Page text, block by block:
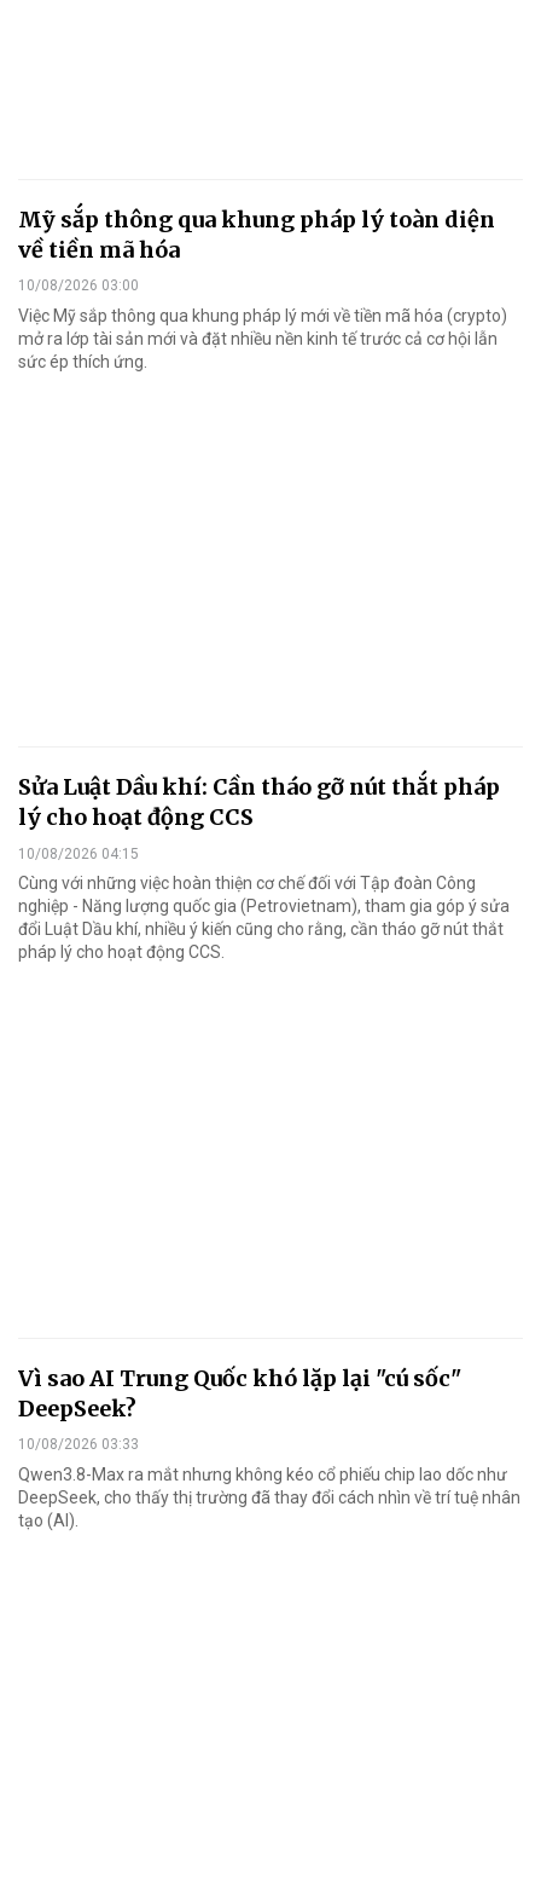
Mỹ sắp thông qua khung pháp lý toàn diện
về tiền mã hóa
10/08/2026 03:00
Việc Mỹ sắp thông qua khung pháp lý mới về tiền mã hóa (crypto)
mở ra lớp tài sản mới và đặt nhiều nền kinh tế trước cả cơ hội lẫn
sức ép thích ứng.
Sửa Luật Dầu khí: Cần tháo gỡ nút thắt pháp
lý cho hoạt động CCS
10/08/2026 04:15
Cùng với những việc hoàn thiện cơ chế đối với Tập đoàn Công
nghiệp - Năng lượng quốc gia (Petrovietnam), tham gia góp ý sửa
đổi Luật Dầu khí, nhiều ý kiến cũng cho rằng, cần tháo gỡ nút thắt
pháp lý cho hoạt động CCS.
Vì sao AI Trung Quốc khó lặp lại "cú sốc"
DeepSeek?
10/08/2026 03:33
Qwen3.8-Max ra mắt nhưng không kéo cổ phiếu chip lao dốc như
DeepSeek, cho thấy thị trường đã thay đổi cách nhìn về trí tuệ nhân
tạo (AI).